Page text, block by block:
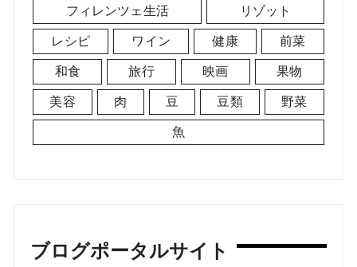
フィレンツェ生活
リゾット
レシピ
ワイン 健康
前菜
和食
旅行 映画
果物
美容
肉 豆 豆類
野菜
魚
ブログポータルサイト